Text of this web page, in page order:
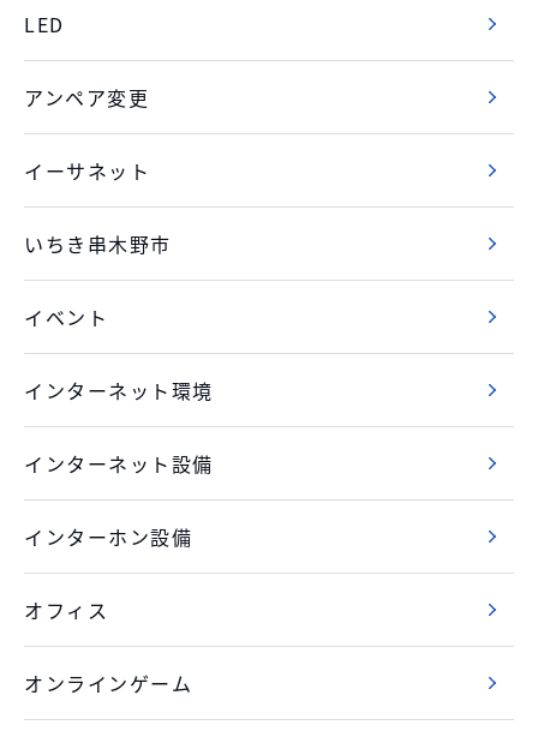
LED
アンペア変更
イーサネット
いちき串木野市
イベント
インターネット環境
インターネット設備
インターホン設備
オフィス
オンラインゲーム